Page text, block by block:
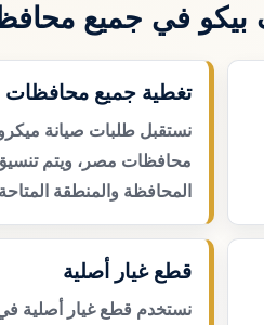
بيكو في جميع
تغطية جميع محافظات
نستقبل طلبات صيانة
محافظات مصر، ويتم
المحافظة والمنطقة
قطع غيار أصلية
نستخدم قطع غيار أصلية